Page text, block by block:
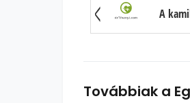
Továbbiak a